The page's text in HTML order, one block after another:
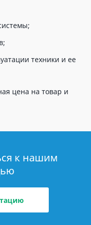
техники и ее
цена на товар и
к нашим